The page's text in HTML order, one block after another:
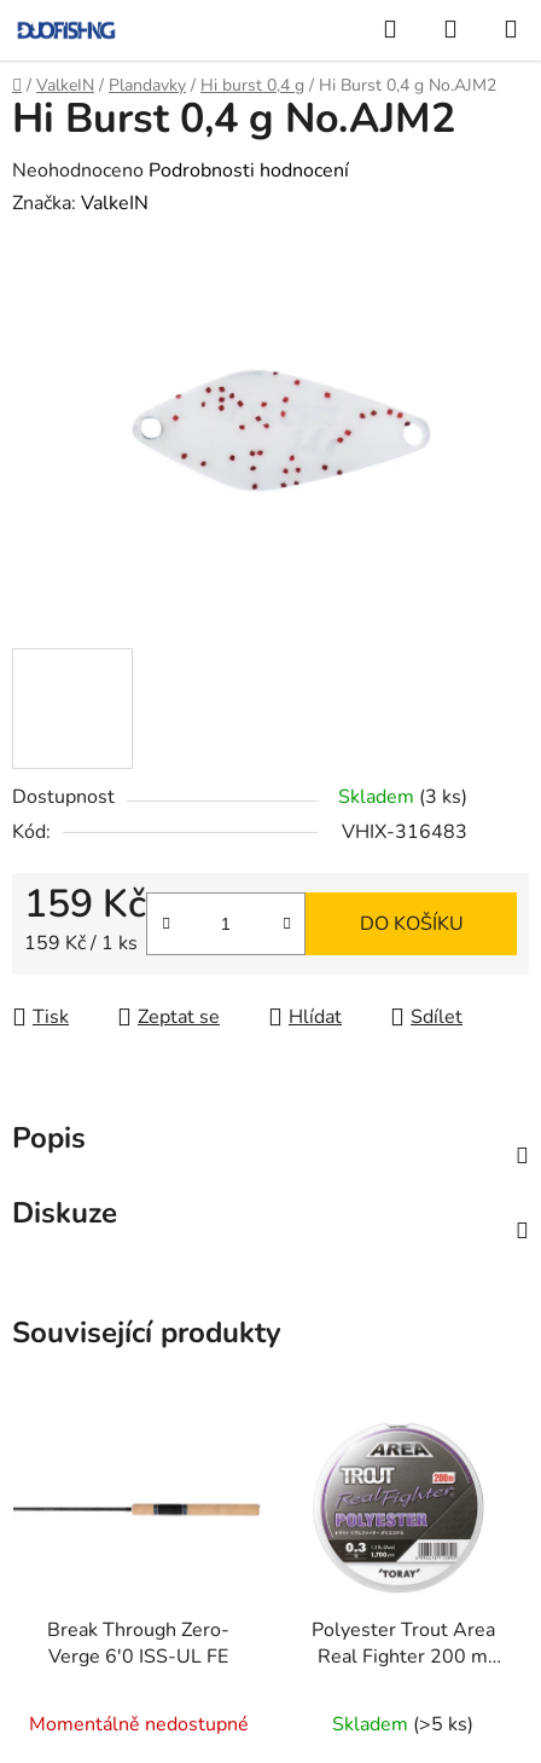
na
obsah
Hledat
KOŠÍK
Domů
/ ValkeIN / Plandavky / Hi burst 0,4 g / Hi Burst 0,4 g No.AJM2
Dostupnost Skladem (3 ks)
Kód:
VHIX-316483
159 Kč
Měrná cena:
159 Kč / 1 ks
DO KOŠÍKU
Tisk Zeptat se Hlídat Sdílet
Hi Burst 0,4 g No.AJM2
Průměrné
hodnocení
Neohodnoceno Podrobnosti hodnocení
Značka: ValkeIN
Popis
Diskuze
Související produkty
Break Through Zero-
Verge 6'0 ISS-UL FE
Momentálně nedostupné
Polyester Trout Area
Real Fighter 200 m
Skladem (>5 ks)